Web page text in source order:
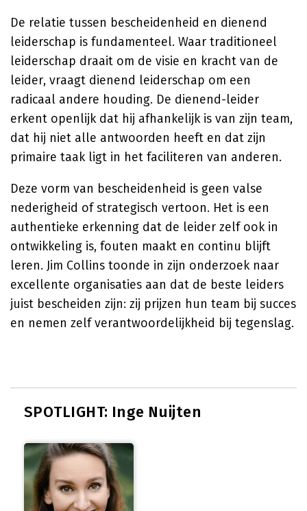
De relatie tussen bescheidenheid en dienend
leiderschap is fundamenteel. Waar traditioneel
leiderschap draait om de visie en kracht van de
leider, vraagt dienend leiderschap om een
radicaal andere houding. De dienend-leider
erkent openlijk dat hij afhankelijk is van zijn team,
dat hij niet alle antwoorden heeft en dat zijn
primaire taak ligt in het faciliteren van anderen.
Deze vorm van bescheidenheid is geen valse
nederigheid of strategisch vertoon. Het is een
authentieke erkenning dat de leider zelf ook in
ontwikkeling is, fouten maakt en continu blijft
leren. Jim Collins toonde in zijn onderzoek naar
excellente organisaties aan dat de beste leiders
juist bescheiden zijn: zij prijzen hun team bij succes
en nemen zelf verantwoordelijkheid bij tegenslag.
SPOTLIGHT: Inge Nuijten